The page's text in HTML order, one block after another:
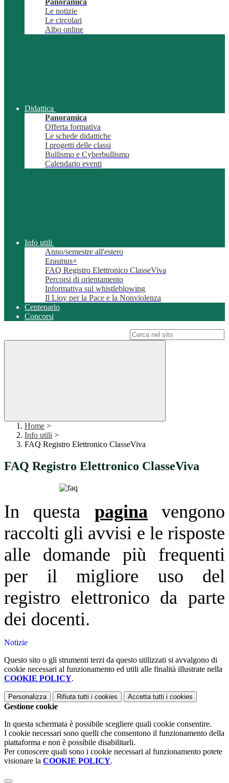
Panoramica
Le notizie
Le circolari
Albo online
Didattica
Panoramica
Offerta formativa
Le schede didattiche
I progetti delle classi
Bullismo e Cyberbullismo
Calendario eventi
Info utili
Anno/semestre all'estero
Erasmus+
FAQ Registro Elettronico ClasseViva
Percorsi di orientamento
Informativa sul whistleblowing
Il Lioy per la Pace e la Nonviolenza
Centenario
Concorsi
Home >
Info utili >
FAQ Registro Elettronico ClasseViva
FAQ Registro Elettronico ClasseViva
In questa paginavengono
raccolti gli avvisi e le risposte
alle domande più frequenti
per il migliore uso del
registro elettronico da parte
dei docenti.
Notizie
Questo sito o gli strumenti terzi da questo utilizzati si avvalgono di
cookie necessari al funzionamento ed utili alle finalità illustrate nella
COOKIE POLICY.
Personalizza Rifiuta tutti i cookies Accetta tutti i cookies
Gestione cookie
In questa schermata è possibile scegliere quali cookie consentire.
I cookie necessari sono quelli che consentono il funzionamento della
piattaforma e non è possibile disabilitarli.
Per conoscere quali sono i cookie necessari al funzionamento potete
visionare la COOKIE POLICY.